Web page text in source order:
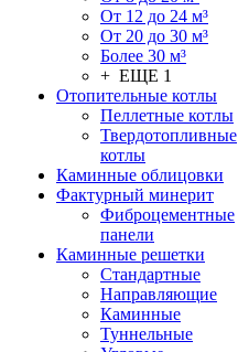
От 12 до 24 м³
От 20 до 30 м³
Более 30 м³
+ ЕЩЕ 1
Отопительные котлы
Пеллетные котлы
Твердотопливные
котлы
Каминные облицовки
Фактурный минерит
Фиброцементные
панели
Каминные решетки
Стандартные
Направляющие
Каминные
Туннельные